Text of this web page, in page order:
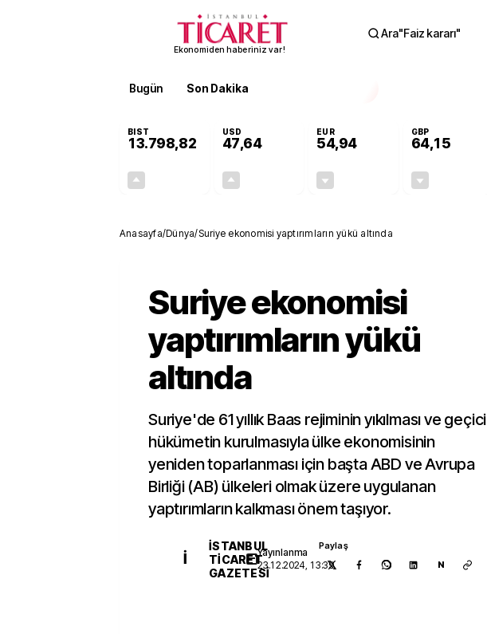
Ekonomiden haberiniz var!
Ara"Faiz kararı"
Bugün Son Dakika
BIST
13.798,82
USD
47,64
EUR
54,94
GBP
64,15
Anasayfa/Dünya/Suriye ekonomisi yaptırımların yükü altında
Suriye ekonomisi
yaptırımların yükü
altında
Suriye'de 61 yıllık Baas rejiminin yıkılması ve geçici
hükümetin kurulmasıyla ülke ekonomisinin
yeniden toparlanması için başta ABD ve Avrupa
Birliği (AB) ülkeleri olmak üzere uygulanan
yaptırımların kalkması önem taşıyor.
İ
İSTANBUL
TICARET
GAZETESI
Yayınlanma
23.12.2024, 13:39
Paylaş
N